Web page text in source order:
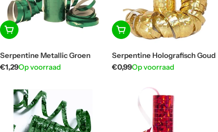
In winkelwagen
Serpentine Metallic Groen
Normale
€1,29Op voorraad
In winkelwagen
Serpentine Holografisch Goud
Normale
€0,99Op voorraad